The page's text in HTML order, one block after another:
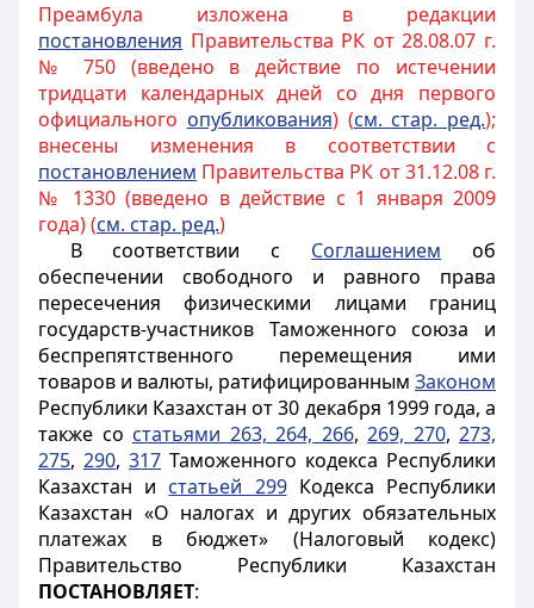
Преамбула изложена в редакции
постановления Правительства РК от 28.08.07 г.
№ 750 (введено в действие по истечении
тридцати календарных дней со дня первого
официального опубликования) (см. стар. ред.);
внесены изменения в соответствии с
постановлением Правительства РК от 31.12.08 г.
№ 1330 (введено в действие с 1 января 2009
года) (см. стар. ред.)
В соответствии с Соглашением об
обеспечении свободного и равного права
пересечения физическими лицами границ
государств-участников Таможенного союза и
беспрепятственного перемещения ими
товаров и валюты, ратифицированным Законом
Республики Казахстан от 30 декабря 1999 года, а
также со статьями 263, 264, 266, 269, 270, 273,
275, 290, 317 Таможенного кодекса Республики
Казахстан и статьей 299Кодекса Республики
Казахстан «О налогах и других обязательных
платежах в бюджет» (Налоговый кодекс)
Правительство Республики Казахстан
ПОСТАНОВЛЯЕТ: